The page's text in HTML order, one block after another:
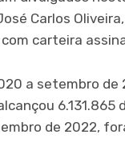
Carlos
carteira
a setembro
de 2022,